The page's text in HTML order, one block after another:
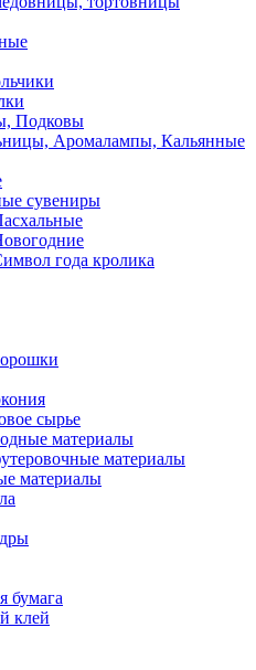
Подковы
Аромалампы, Кальянные
сувениры
года кролика
сырье
материалы
материалы
материалы
бумага
клей